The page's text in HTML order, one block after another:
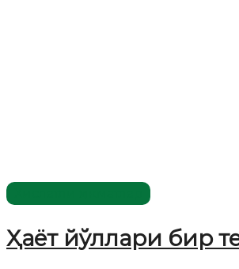
Ҳаёт йўллари бир